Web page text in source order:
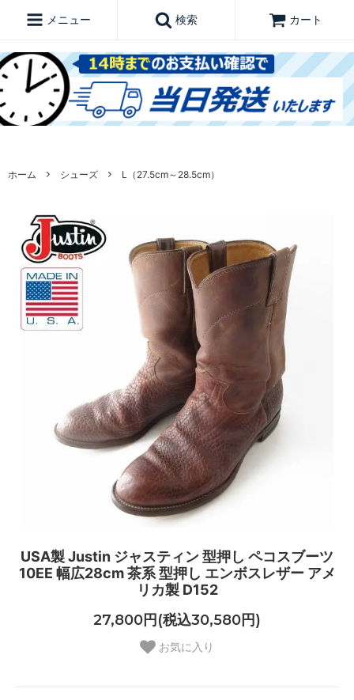
メニュー 検索 カート
ホーム シューズ L（27.5cm～28.5cm）
USA製 Justin ジャスティン 型押し ペコスブーツ
10EE 幅広28cm 茶系 型押し エンボスレザー アメ
リカ製 D152
27,800円(税込30,580円)
お気に入り